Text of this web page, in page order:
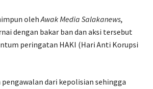
olehAwak Media Salakanews,
dengan bakar ban dan aksi tersebut
peringatan HAKI (Hari Anti Korupsi
dari kepolisian sehingga